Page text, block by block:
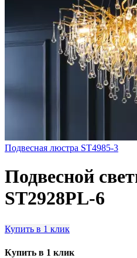
Подвесная люстра ST4985-3
Подвесной
ST2928PL-6
Купить в 1 клик
Купить в 1 клик